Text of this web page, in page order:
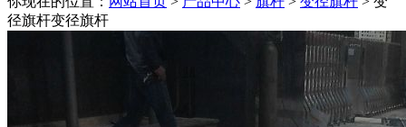
径旗杆变径旗杆